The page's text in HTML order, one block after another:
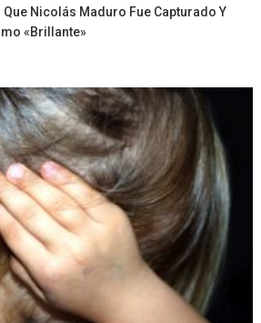
Nicolás Maduro Fue Capturado Y
«brillante»